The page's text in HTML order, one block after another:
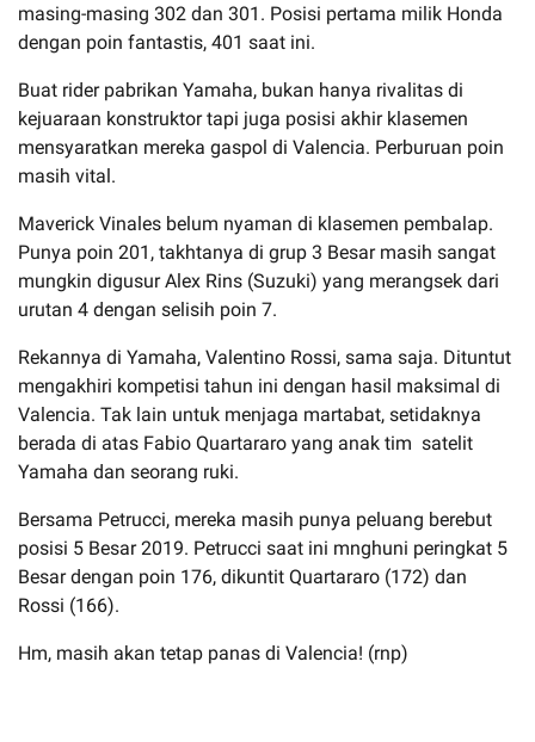
masing-masing 302 dan 301. Posisi pertama milik Honda
dengan poin fantastis, 401 saat ini.
Buat rider pabrikan Yamaha, bukan hanya rivalitas di
kejuaraan konstruktor tapi juga posisi akhir klasemen
mensyaratkan mereka gaspol di Valencia. Perburuan poin
masih vital.
Maverick Vinales belum nyaman di klasemen pembalap.
Punya poin 201, takhtanya di grup 3 Besar masih sangat
mungkin digusur Alex Rins (Suzuki) yang merangsek dari
urutan 4 dengan selisih poin 7.
Rekannya di Yamaha, Valentino Rossi, sama saja. Dituntut
mengakhiri kompetisi tahun ini dengan hasil maksimal di
Valencia. Tak lain untuk menjaga martabat, setidaknya
berada di atas Fabio Quartararo yang anak tim satelit
Yamaha dan seorang ruki.
Bersama Petrucci, mereka masih punya peluang berebut
posisi 5 Besar 2019. Petrucci saat ini mnghuni peringkat 5
Besar dengan poin 176, dikuntit Quartararo (172) dan
Rossi (166).
Hm, masih akan tetap panas di Valencia! (rnp)